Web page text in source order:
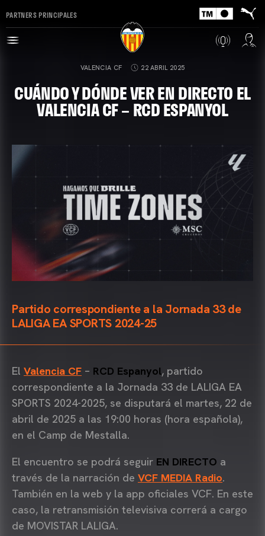
PARTNERS PRINCIPALES
VALENCIA CF 22 ABRIL 2025
CUÁNDO Y DÓNDE VER EN DIRECTO EL
VALENCIA CF – RCD ESPANYOL
Partido correspondiente a la Jornada 33 de
LALIGA EA SPORTS 2024-25
El Valencia CF – RCD Espanyol, partido
correspondiente a la Jornada 33 de LALIGA EA
SPORTS 2024-2025, se disputará el martes, 22 de
abril de 2025 a las 19:00 horas (hora española),
en el Camp de Mestalla.
El encuentro se podrá seguir EN DIRECTO a
través de la narración de VCF MEDIA Radio.
También en la web y la app oficiales VCF. En este
caso, la retransmisión televisiva correrá a cargo
de MOVISTAR LALIGA.